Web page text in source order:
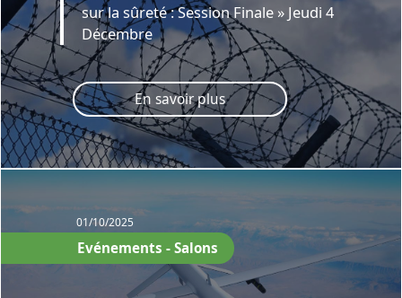
sur la sûreté : Session Finale » Jeudi 4
Décembre
En savoir plus
01/10/2025
Evénements - Salons